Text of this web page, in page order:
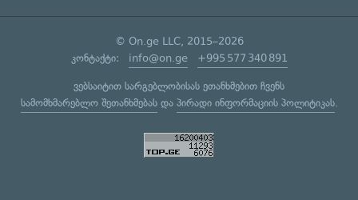
© On.ge LLC, 2015–2026
კონტაქტი: info@on.ge +995 577 340 891
ვებსაიტით სარგებლობისას ეთანხმებით ჩვენს
სამომხმარებლო შეთანხმებასდა პირადი ინფორმაციის პოლიტიკას.